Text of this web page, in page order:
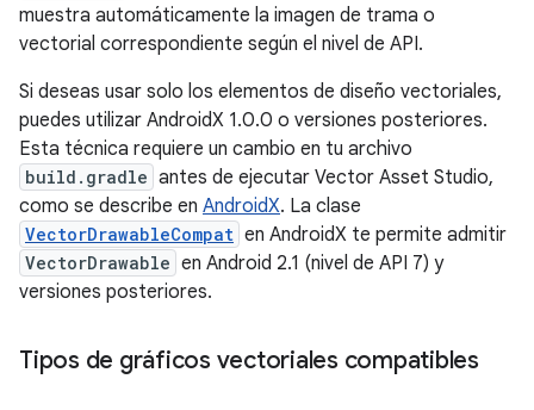
muestra automáticamente la imagen de trama o
vectorial correspondiente según el nivel de API.
Si deseas usar solo los elementos de diseño vectoriales,
puedes utilizar AndroidX 1.0.0 o versiones posteriores.
Esta técnica requiere un cambio en tu archivo
build.gradle antes de ejecutar Vector Asset Studio,
como se describe en AndroidX. La clase
VectorDrawableCompat en AndroidX te permite admitir
VectorDrawable en Android 2.1 (nivel de API 7) y
versiones posteriores.
Tipos de gráficos vectoriales compatibles